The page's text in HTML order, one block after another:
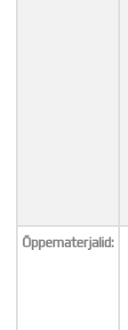
Õppematerjalid: